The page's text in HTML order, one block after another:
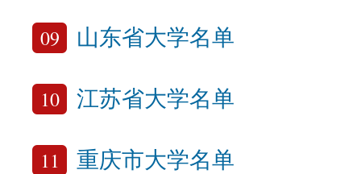
09 山东省大学名单
10 江苏省大学名单
11 重庆市大学名单